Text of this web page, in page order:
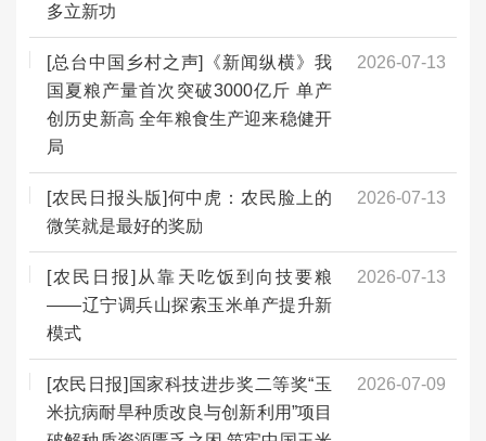
多立新功
[总台中国乡村之声]《新闻纵横》我
国夏粮产量首次突破3000亿斤 单产
创历史新高 全年粮食生产迎来稳健开
局
2026-07-13
[农民日报头版]何中虎：农民脸上的
微笑就是最好的奖励
2026-07-13
[农民日报]从靠天吃饭到向技要粮
——辽宁调兵山探索玉米单产提升新
模式
2026-07-13
[农民日报]国家科技进步奖二等奖“玉
米抗病耐旱种质改良与创新利用”项目
2026-07-09